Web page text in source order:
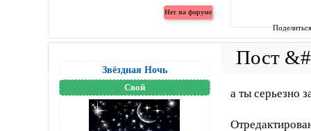
Звёздная Ночь
Свой а ты серьезно